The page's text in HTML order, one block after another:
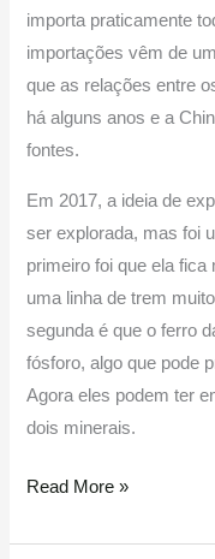
importa praticamente
importações vêm de
que as relações entre
há alguns anos e a
fontes.
Em 2017, a ideia de
ser explorada, mas foi
primeiro foi que ela fica
uma linha de trem
segunda é que o ferro
fósforo, algo que pode
Agora eles podem ter
dois minerais.
Read More »